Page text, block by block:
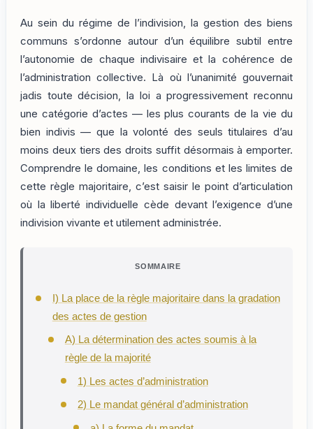
Au sein du régime de l’indivision, la gestion des biens
communs s’ordonne autour d’un équilibre subtil entre
l’autonomie de chaque indivisaire et la cohérence de
l’administration collective. Là où l’unanimité gouvernait
jadis toute décision, la loi a progressivement reconnu
une catégorie d’actes — les plus courants de la vie du
bien indivis — que la volonté des seuls titulaires d’au
moins deux tiers des droits suffit désormais à emporter.
Comprendre le domaine, les conditions et les limites de
cette règle majoritaire, c’est saisir le point d’articulation
où la liberté individuelle cède devant l’exigence d’une
indivision vivante et utilement administrée.
SOMMAIRE
I) La place de la règle majoritaire dans la gradation
des actes de gestion
A) La détermination des actes soumis à la
règle de la majorité
1) Les actes d’administration
2) Le mandat général d’administration